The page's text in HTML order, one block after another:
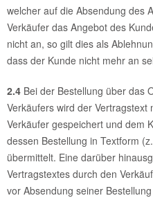
welcher auf die Absendung des
Verkäufer das Angebot des
nicht an, so gilt dies als
dass der Kunde nicht mehr an
2.4 Bei der Bestellung über das
Verkäufers wird der Vertragstext
Verkäufer gespeichert und dem
dessen Bestellung in Textform
übermittelt. Eine darüber
Vertragstextes durch den
vor Absendung seiner